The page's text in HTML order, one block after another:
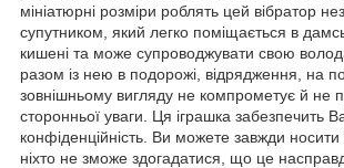
мініатюрні розміри роблять цей вібратор
супутником, який легко поміщається в
кишені та може супроводжувати свою
разом із нею в подорожі, відрядження, на
зовнішньому вигляду не компрометує й не
сторонньої уваги. Ця іграшка забезпечить
конфіденційність. Ви можете завжди носити
ніхто не зможе здогадатися, що це